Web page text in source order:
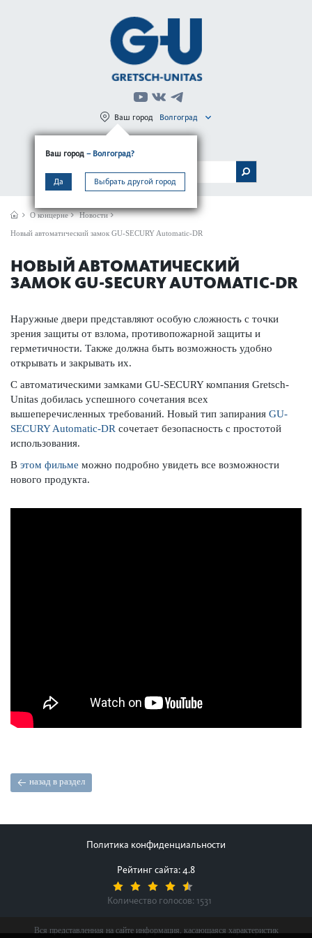
Ваш город – Волгоград?
Да Выбрать другой город
Ваш город Волгоград
МЕНЮ
О концерне Новости
Новый автоматический замок GU-SECURY Automatic-DR
НОВЫЙ АВТОМАТИЧЕСКИЙ
ЗАМОК GU-SECURY AUTOMATIC-DR
Наружные двери представляют особую сложность с точки
зрения защиты от взлома, противопожарной защиты и
герметичности. Также должна быть возможность удобно
открывать и закрывать их.
С автоматическими замками GU-SECURY компания Gretsch-
Unitas добилась успешного сочетания всех
вышеперечисленных требований. Новый тип запирания GU-
SECURY Automatic-DR сочетает безопасность с простотой
использования.
В этом фильме можно подробно увидеть все возможности
нового продукта.
назад в раздел
Политика конфиденциальности
Рейтинг сайта: 4.8
Количество голосов: 1531
Вся представленная на сайте информация, касающаяся характеристик